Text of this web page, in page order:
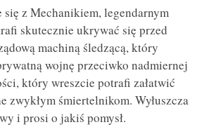
z Mechanikiem, legendarnym
skutecznie ukrywać się przed
machiną śledzącą, który
wojnę przeciwko nadmiernej
który wreszcie potrafi załatwić
zwykłym śmiertelnikom. Wyłuszcza
i prosi o jakiś pomysł.